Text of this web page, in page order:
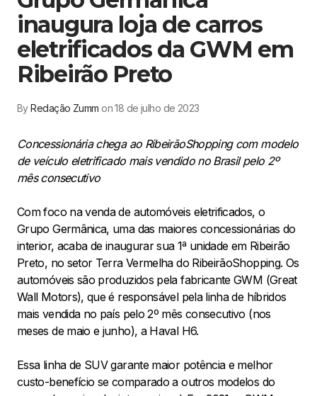
inaugura loja de carros
eletrificados da GWM em
Ribeirão Preto
ByRedação Zumm on 18 de julho de 2023
Concessionária chega ao RibeirãoShopping com modelo
de veículo eletrificado mais vendido no Brasil pelo 2º
mês consecutivo
Com foco na venda de automóveis eletrificados, o
Grupo Germânica, uma das maiores concessionárias do
interior, acaba de inaugurar sua 1ª unidade em Ribeirão
Preto, no setor Terra Vermelha do RibeirãoShopping. Os
automóveis são produzidos pela fabricante GWM (Great
Wall Motors), que é responsável pela linha de híbridos
mais vendida no país pelo 2º mês consecutivo (nos
meses de maio e junho), a Haval H6.
Essa linha de SUV garante maior potência e melhor
custo-benefício se comparado a outros modelos do